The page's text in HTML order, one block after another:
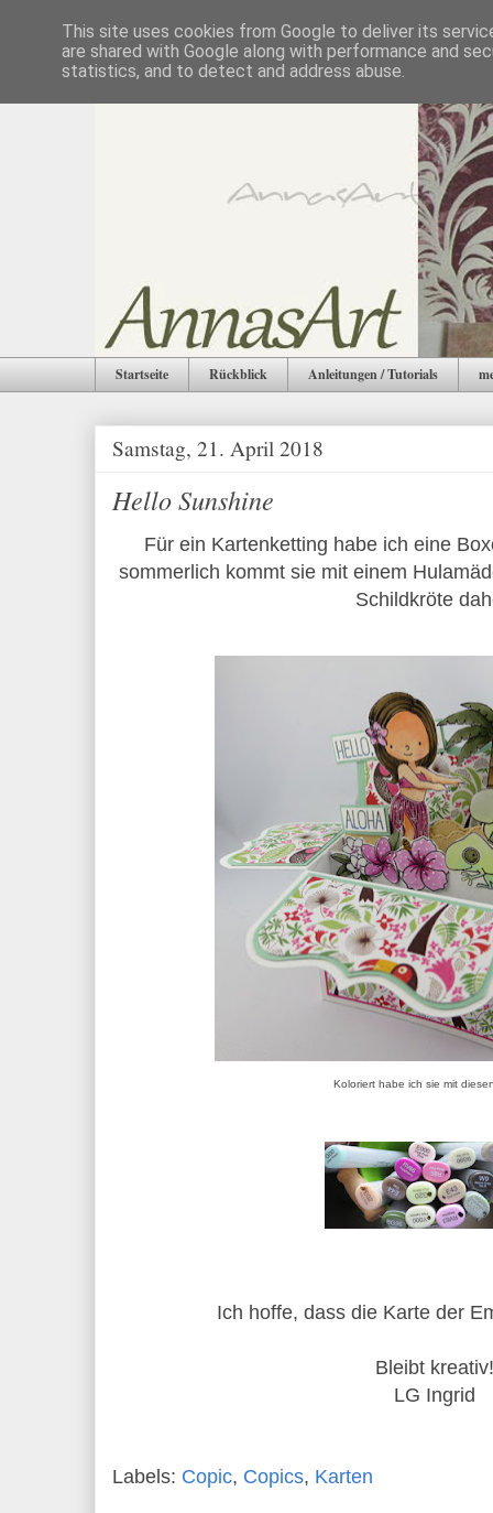
Startseite Rückblick Anleitungen / Tutorials
Samstag, 21. April 2018
Hello Sunshine
Für ein Kartenketting habe ich eine
sommerlich kommt sie mit einem
Schildkröte
Koloriert habe ich sie mit
Ich hoffe, dass die Karte der
Bleibt kreativ!
LG Ingrid
Labels: Copic, Copics, Karten
This site uses cookies from Google to deliver its
are shared with Google along with performance and
statistics, and to detect and address abuse.